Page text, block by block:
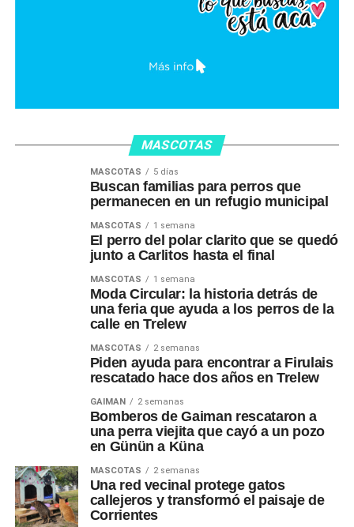
MASCOTAS
MASCOTAS 5 días
Buscan familias para perros que
permanecen en un refugio municipal
MASCOTAS 1 semana
El perro del polar clarito que se quedó
junto a Carlitos hasta el final
MASCOTAS 1 semana
Moda Circular: la historia detrás de
una feria que ayuda a los perros de la
calle en Trelew
MASCOTAS 2 semanas
Piden ayuda para encontrar a Firulais
rescatado hace dos años en Trelew
GAIMAN 2 semanas
Bomberos de Gaiman rescataron a
una perra viejita que cayó a un pozo
en Günün a Küna
MASCOTAS 2 semanas
Una red vecinal protege gatos
callejeros y transformó el paisaje de
Corrientes